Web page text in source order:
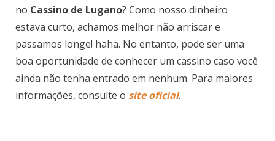
no Cassino de Lugano? Como nosso dinheiro
estava curto, achamos melhor não arriscar e
passamos longe! haha. No entanto, pode ser uma
boa oportunidade de conhecer um cassino caso você
ainda não tenha entrado em nenhum. Para maiores
informações, consulte o site oficial.